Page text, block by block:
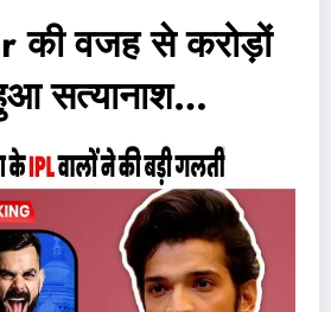
की वजह से करोड़ों
सत्यानाश…